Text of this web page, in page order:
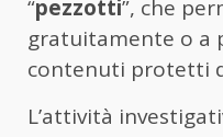
“pezzotti”, che
gratuitamente o a
contenuti protetti
L’attività